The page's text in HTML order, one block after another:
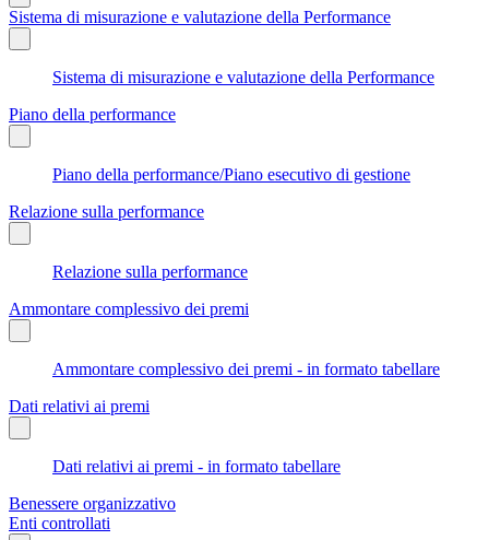
Sistema di misurazione e valutazione della Performance
Sistema di misurazione e valutazione della Performance
Piano della performance
Piano della performance/Piano esecutivo di gestione
Relazione sulla performance
Relazione sulla performance
Ammontare complessivo dei premi
Ammontare complessivo dei premi - in formato tabellare
Dati relativi ai premi
Dati relativi ai premi - in formato tabellare
Benessere organizzativo
Enti controllati